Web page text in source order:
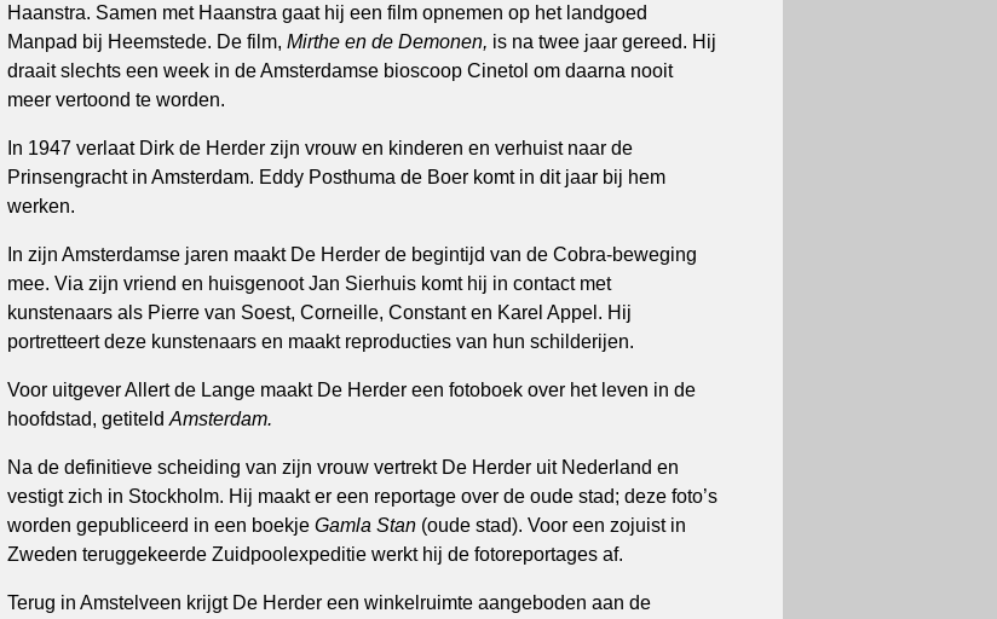
Haanstra. Samen met Haanstra gaat hij een film opnemen op het landgoed
Manpad bij Heemstede. De film, Mirthe en de Demonen, is na twee jaar gereed. Hij
draait slechts een week in de Amsterdamse bioscoop Cinetol om daarna nooit
meer vertoond te worden.
In 1947 verlaat Dirk de Herder zijn vrouw en kinderen en verhuist naar de
Prinsengracht in Amsterdam. Eddy Posthuma de Boer komt in dit jaar bij hem
werken.
In zijn Amsterdamse jaren maakt De Herder de begintijd van de Cobra-beweging
mee. Via zijn vriend en huisgenoot Jan Sierhuis komt hij in contact met
kunstenaars als Pierre van Soest, Corneille, Constant en Karel Appel. Hij
portretteert deze kunstenaars en maakt reproducties van hun schilderijen.
Voor uitgever Allert de Lange maakt De Herder een fotoboek over het leven in de
hoofdstad, getiteld Amsterdam.
Na de definitieve scheiding van zijn vrouw vertrekt De Herder uit Nederland en
vestigt zich in Stockholm. Hij maakt er een reportage over de oude stad; deze foto’s
worden gepubliceerd in een boekje Gamla Stan (oude stad). Voor een zojuist in
Zweden teruggekeerde Zuidpoolexpeditie werkt hij de fotoreportages af.
Terug in Amstelveen krijgt De Herder een winkelruimte aangeboden aan de